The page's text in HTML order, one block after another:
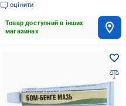
оцінити
Товар доступний в інших
магазинах